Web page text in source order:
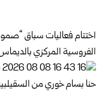
اختتام فعاليات سباق
الفروسية المركزي